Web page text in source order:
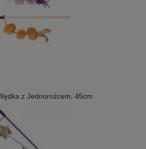
z Jednorożcem, 45cm